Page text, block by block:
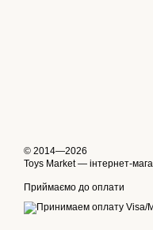
© 2014—2026
Toys Market — інтернет-
Приймаємо до оплати